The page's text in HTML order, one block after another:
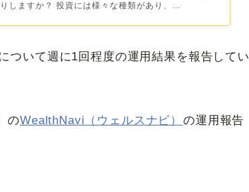
しますか？ 投資には様々な種類があり、...
ついて週に1回程度の運用結果を報告してい
のWealthNavi（ウェルスナビ） の運用報告